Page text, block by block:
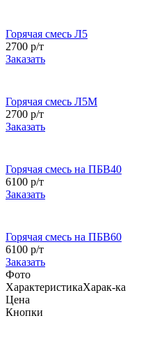
Горячая смесь Л5
2700 р/т
Заказать
Горячая смесь Л5М
2700 р/т
Заказать
Горячая смесь на ПБВ40
6100 р/т
Заказать
Горячая смесь на ПБВ60
6100 р/т
Заказать
Фото
ХарактеристикаХарак-ка
Цена
Кнопки